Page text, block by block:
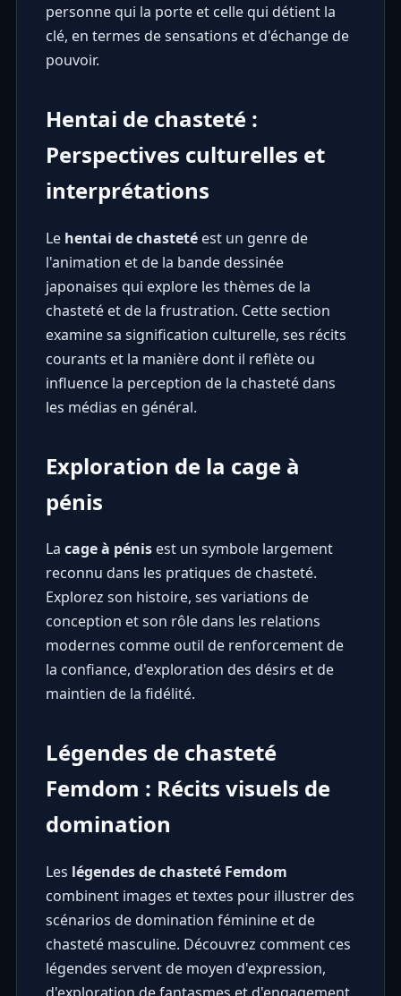
personne qui la porte et celle qui détient la
clé, en termes de sensations et d'échange de
pouvoir.
Hentai de chasteté :
Perspectives culturelles et
interprétations
Le hentai de chastetéest un genre de
l'animation et de la bande dessinée
japonaises qui explore les thèmes de la
chasteté et de la frustration. Cette section
examine sa signification culturelle, ses récits
courants et la manière dont il reflète ou
influence la perception de la chasteté dans
les médias en général.
Exploration de la cage à
pénis
La cage à pénisest un symbole largement
reconnu dans les pratiques de chasteté.
Explorez son histoire, ses variations de
conception et son rôle dans les relations
modernes comme outil de renforcement de
la confiance, d'exploration des désirs et de
maintien de la fidélité.
Légendes de chasteté
Femdom : Récits visuels de
domination
Les légendes de chasteté Femdom
combinent images et textes pour illustrer des
scénarios de domination féminine et de
chasteté masculine. Découvrez comment ces
légendes servent de moyen d'expression,